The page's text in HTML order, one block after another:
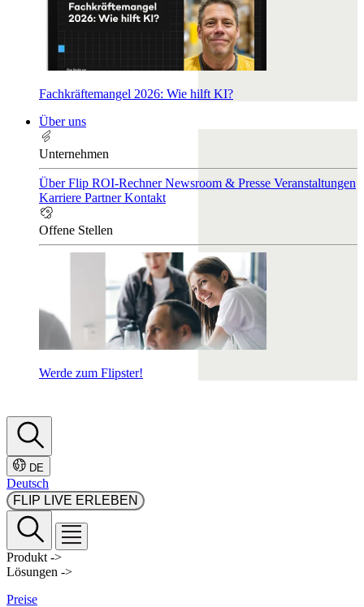
Fachkräftemangel 2026: Wie hilft KI?
Über uns
Unternehmen
Über Flip ROI-RechnerNewsroom & Presse Veranstaltungen
Karriere PartnerKontakt
Offene Stellen
Werde zum Flipster!
DE
Deutsch
FLIP LIVE ERLEBEN
Produkt ->
Lösungen ->
Preise